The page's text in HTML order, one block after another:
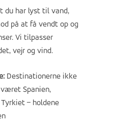
du har lyst til vand,
på at få vendt op og
Vi tilpasser
vejr og vind.
Destinationerne ikke
Spanien,
– holdene